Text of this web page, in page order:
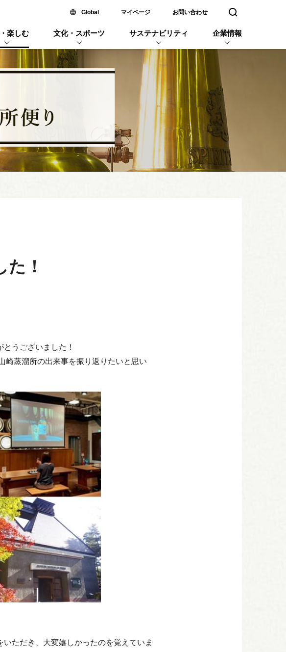
Global新しいウィンドウで開く
マイページ お問い合わせ 検索窓を開く
楽しむ 文化・スポーツ サステナビリティ 企業情報
！
うございました！
崎蒸溜所の出来事を振り返りたいと思い
ただき、大変嬉しかったのを覚えていま